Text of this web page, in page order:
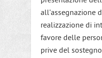
all’assegnazione
realizzazione di
favore delle
prive del